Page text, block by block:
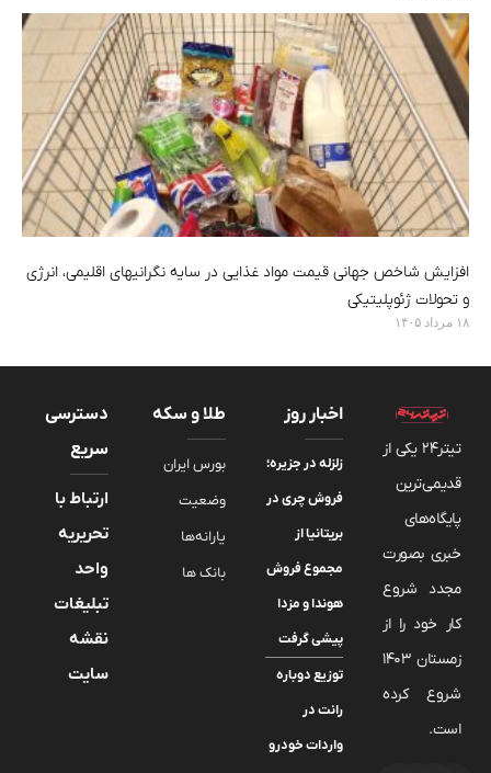
افزایش شاخص جهانی قیمت مواد غذایی در سایه نگرانیهای اقلیمی، انرژی
و تحولات ژئوپلیتیکی
۱۸ مرداد ۱۴۰۵
تیتر24 یکی از
قدیمی‌ترین
پایگاه‌های
خبری بصورت
مجدد شروع
کار خود را از
زمستان 1403
شروع کرده
است.
اخبار روز
زلزله در جزیره؛
فروش چری در
بریتانیا از
مجموع فروش
هوندا و مزدا
پیشی گرفت
توزیع دوباره
رانت در
واردات خودرو
طلا و سکه
بورس ایران
وضعیت
یارانه‌ها
بانک ها
دسترسی
سریع
ارتباط با
تحریریه
واحد
تبلیغات
نقشه
سایت